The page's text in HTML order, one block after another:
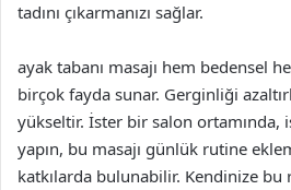
tadını çıkarmanızı sağlar.
ayak tabanı masajı hem bedensel
birçok fayda sunar. Gerginliği
yükseltir. İster bir salon ortamında,
yapın, bu masajı günlük rutine
katkılarda bulunabilir. Kendinize bu